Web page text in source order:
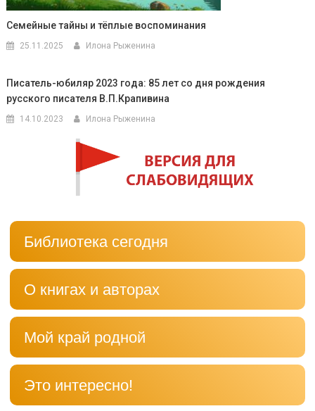
Семейные тайны и тёплые воспоминания
25.11.2025 Илона Рыженина
Писатель-юбиляр 2023 года: 85 лет со дня рождения
русского писателя В.П.Крапивина
14.10.2023 Илона Рыженина
Библиотека сегодня
О книгах и авторах
Мой край родной
Это интересно!